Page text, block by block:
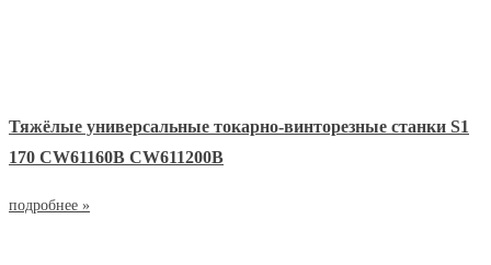
Тяжёлые универсальные токарно-винторезные станки S1
170 СW61160B СW611200B
подробнее »